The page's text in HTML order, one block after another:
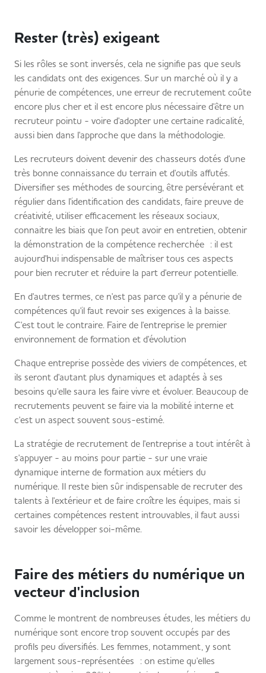
Rester (très) exigeant
Si les rôles se sont inversés, cela ne signifie pas que seuls
les candidats ont des exigences. Sur un marché où il y a
pénurie de compétences, une erreur de recrutement coûte
encore plus cher et il est encore plus nécessaire d'être un
recruteur pointu - voire d'adopter une certaine radicalité,
aussi bien dans l'approche que dans la méthodologie.
Les recruteurs doivent devenir des chasseurs dotés d'une
très bonne connaissance du terrain et d'outils affutés.
Diversifier ses méthodes de sourcing, être persévérant et
régulier dans l'identification des candidats, faire preuve de
créativité, utiliser efficacement les réseaux sociaux,
connaitre les biais que l'on peut avoir en entretien, obtenir
la démonstration de la compétence recherchée : il est
aujourd'hui indispensable de maîtriser tous ces aspects
pour bien recruter et réduire la part d'erreur potentielle.
En d'autres termes, ce n'est pas parce qu'il y a pénurie de
compétences qu'il faut revoir ses exigences à la baisse.
C'est tout le contraire. Faire de l'entreprise le premier
environnement de formation et d'évolution
Chaque entreprise possède des viviers de compétences, et
ils seront d'autant plus dynamiques et adaptés à ses
besoins qu'elle saura les faire vivre et évoluer. Beaucoup de
recrutements peuvent se faire via la mobilité interne et
c'est un aspect souvent sous-estimé.
La stratégie de recrutement de l'entreprise a tout intérêt à
s'appuyer - au moins pour partie - sur une vraie
dynamique interne de formation aux métiers du
numérique. Il reste bien sûr indispensable de recruter des
talents à l'extérieur et de faire croître les équipes, mais si
certaines compétences restent introuvables, il faut aussi
savoir les développer soi-même.
Faire des métiers du numérique un
vecteur d'inclusion
Comme le montrent de nombreuses études, les métiers du
numérique sont encore trop souvent occupés par des
profils peu diversifiés. Les femmes, notamment, y sont
largement sous-représentées : on estime qu'elles